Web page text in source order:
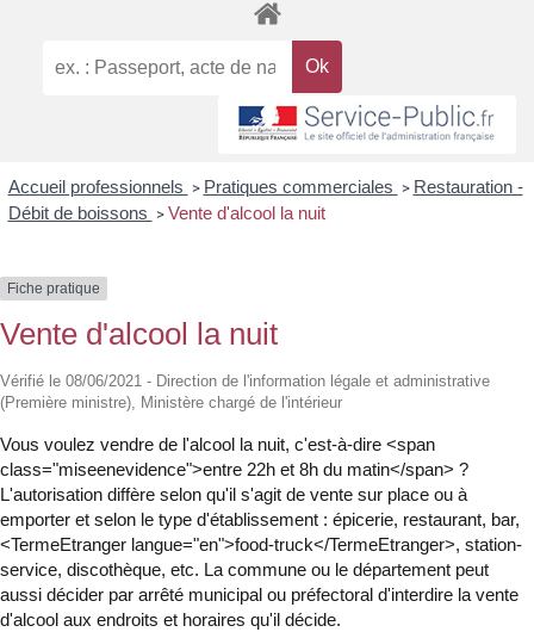
Accueil professionnels > Pratiques commerciales > Restauration -
Débit de boissons > Vente d'alcool la nuit
Fiche pratique
Vente d'alcool la nuit
Vérifié le 08/06/2021 - Direction de l'information légale et administrative
(Première ministre), Ministère chargé de l'intérieur
Vous voulez vendre de l'alcool la nuit, c'est-à-dire <span
class="miseenevidence">entre 22h et 8h du matin</span> ?
L'autorisation diffère selon qu'il s'agit de vente sur place ou à
emporter et selon le type d'établissement : épicerie, restaurant, bar,
<TermeEtranger langue="en">food-truck</TermeEtranger>, station-
service, discothèque, etc. La commune ou le département peut
aussi décider par arrêté municipal ou préfectoral d'interdire la vente
d'alcool aux endroits et horaires qu'il décide.